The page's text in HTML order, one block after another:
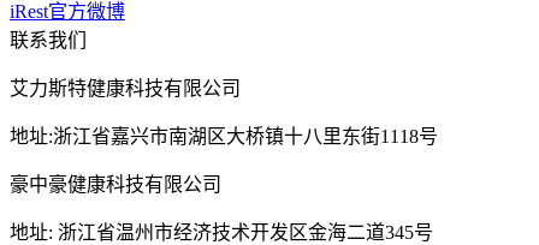
iRest官方微博
联系我们
艾力斯特健康科技有限公司
地址:浙江省嘉兴市南湖区大桥镇十八里东街1118号
豪中豪健康科技有限公司
地址: 浙江省温州市经济技术开发区金海二道345号